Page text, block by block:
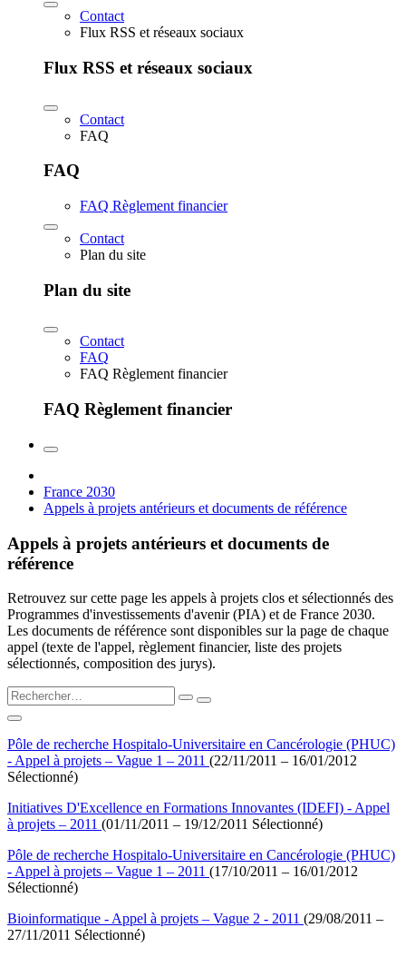
Contact
Flux RSS et réseaux sociaux
Flux RSS et réseaux sociaux
Contact
FAQ
FAQ
FAQ Règlement financier
Contact
Plan du site
Plan du site
Contact
FAQ
FAQ Règlement financier
FAQ Règlement financier
France 2030
Appels à projets antérieurs et documents de référence
Appels à projets antérieurs et documents de
référence
Retrouvez sur cette page les appels à projets clos et sélectionnés des
Programmes d'investissements d'avenir (PIA) et de France 2030.
Les documents de référence sont disponibles sur la page de chaque
appel (texte de l'appel, règlement financier, liste des projets
sélectionnés, composition des jurys).
Pôle de recherche Hospitalo-Universitaire en Cancérologie (PHUC)
- Appel à projets – Vague 1 – 2011 (22/11/2011 – 16/01/2012
Sélectionné)
Initiatives D'Excellence en Formations Innovantes (IDEFI) - Appel
à projets – 2011 (01/11/2011 – 19/12/2011 Sélectionné)
Pôle de recherche Hospitalo-Universitaire en Cancérologie (PHUC)
- Appel à projets – Vague 1 – 2011 (17/10/2011 – 16/01/2012
Sélectionné)
Bioinformatique - Appel à projets – Vague 2 - 2011 (29/08/2011 –
27/11/2011 Sélectionné)